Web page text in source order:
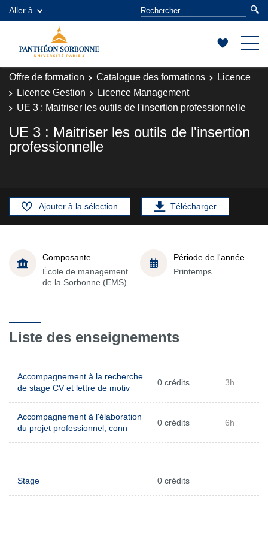
Aller à
Offre de formation Catalogue des formations
Licence
Licence Gestion
Licence Management
UE 3 : Maitriser les outils de l'insertion professionnelle
UE 3 : Maitriser les outils de l'insertion
professionnelle
Ajouter à la sélection Télécharger
Composante
École de management
de la Sorbonne (EMS)
Période de l'année
Printemps
Liste des enseignements
Accompagnement à la recherche
de stage CV et lettre de motiv
0 crédits 3h
Accompagnement à l'élaboration
du projet professionnel, conn
0 crédits 6h
Stage 0 crédits